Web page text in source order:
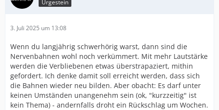
Urgestein
3. Juli 2025 um 13:08
Wenn du langjährig schwerhörig warst, dann sind die
Nervenbahnen wohl noch verkümmert. Mit mehr Lautstärke
werden die Verbliebenen etwas überstrapaziert, mithin
gefordert. Ich denke damit soll erreicht werden, dass sich
die Bahnen wieder neu bilden. Aber obacht: Es darf unter
keinen Umständen unangenehm sein (ok, "kurzzeitig" ist
kein Thema) - andernfalls droht ein Rückschlag um Wochen.